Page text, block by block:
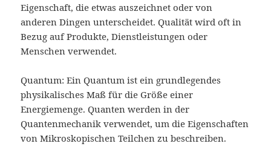
Eigenschaft, die etwas auszeichnet oder von
anderen Dingen unterscheidet. Qualität wird oft in
Bezug auf Produkte, Dienstleistungen oder
Menschen verwendet.
Quantum: Ein Quantum ist ein grundlegendes
physikalisches Maß für die Größe einer
Energiemenge. Quanten werden in der
Quantenmechanik verwendet, um die Eigenschaften
von Mikroskopischen Teilchen zu beschreiben.